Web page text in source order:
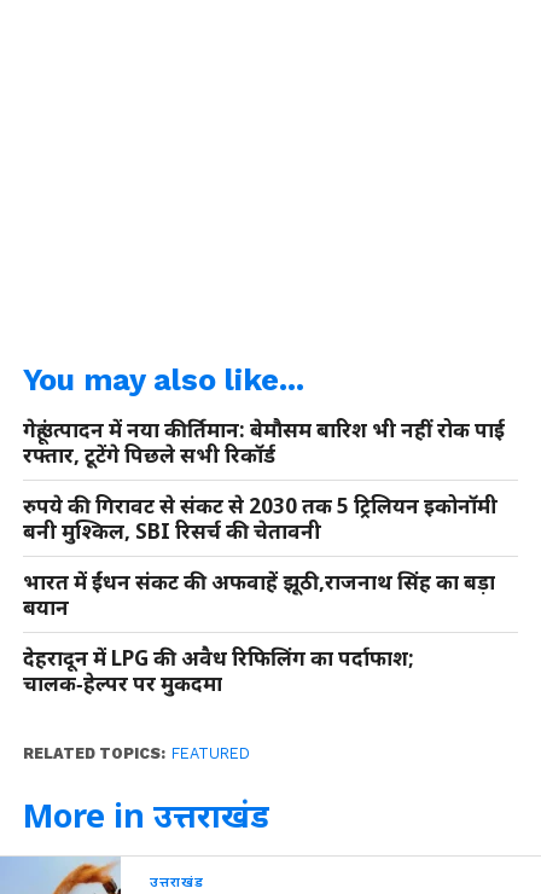
You may also like...
गेहूं उत्पादन में नया कीर्तिमान: बेमौसम बारिश भी नहीं रोक पाई
रफ्तार, टूटेंगे पिछले सभी रिकॉर्ड
रुपये की गिरावट से संकट से 2030 तक 5 ट्रिलियन इकोनॉमी
बनी मुश्किल, SBI रिसर्च की चेतावनी
भारत में ईंधन संकट की अफवाहें झूठी,राजनाथ सिंह का बड़ा
बयान
देहरादून में LPG की अवैध रिफिलिंग का पर्दाफाश;
चालक‑हेल्पर पर मुकदमा
RELATED TOPICS: FEATURED
More in उत्तराखंड
उत्तराखंड